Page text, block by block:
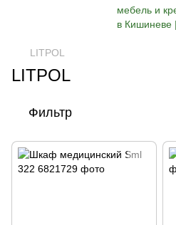
LITPOL
LITPOL
Фильтр